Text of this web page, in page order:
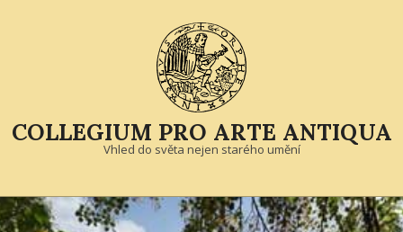
COLLEGIUM PRO ARTE ANTIQUA
Vhled do světa nejen starého umění
Primary
Navigation